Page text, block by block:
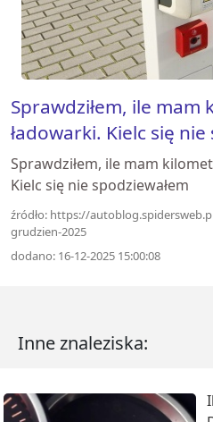
Sprawdziłem, ile
ładowarki. Kielc się nie
Sprawdziłem, ile mam
Kielc się nie spodziewałem
źródło: https://
grudzien-2025
dodano: 16-12-2025 15:00:08
Inne znaleziska: